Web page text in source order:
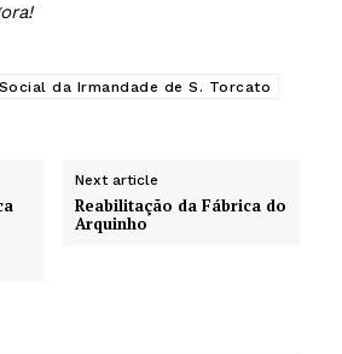
da Irmandade de S. Torcato
Next article
Reabilitação da Fábrica do
Arquinho